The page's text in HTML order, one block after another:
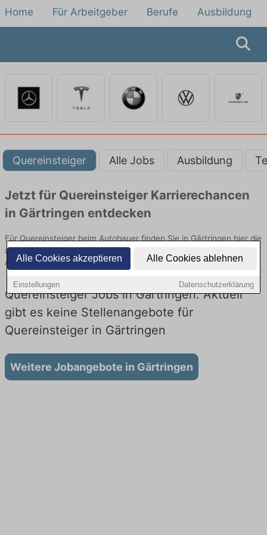
Alle Cookies akzeptieren Alle Cookies ablehnen
Einstellungen Datenschutzerklärung
Home Für Arbeitgeber Berufe Ausbildung
Quereinsteiger Alle Jobs Ausbildung
Jetzt für Quereinsteiger Karrierechancen
in Gärtringen entdecken
Für Quereinsteiger beim Autobauer finden Sie in Gärtringen hier die
aktuellsten Angebote. Entdecken Sie freie Optionen von Top-
Arbeitgebern und bewerben Sie sich noch heute.
Quereinsteiger Jobs in Gärtringen: Aktuell
gibt es keine Stellenangebote für
Quereinsteiger in Gärtringen
Weitere Jobangebote in Gärtringen